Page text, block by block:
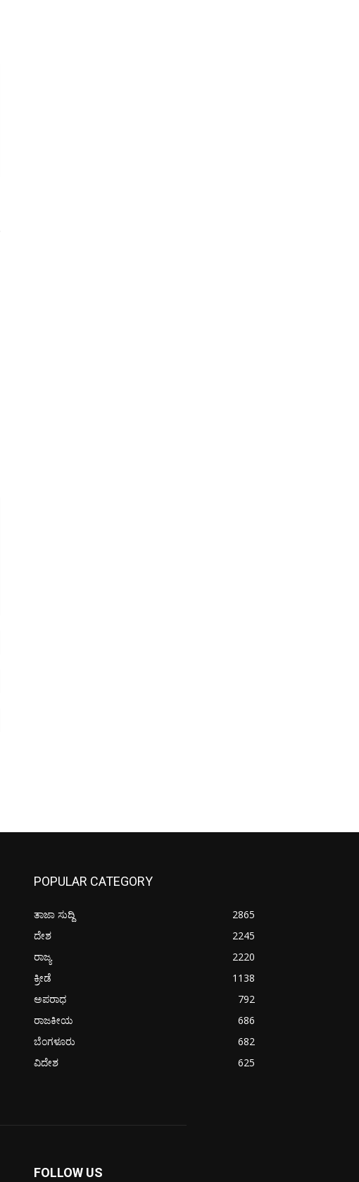
POPULAR CATEGORY
ತಾಜಾ ಸುದ್ದಿ
2865
ದೇಶ
2245
ರಾಜ್ಯ
2220
ಕ್ರೀಡೆ
1138
ಅಪರಾಧ
792
ರಾಜಕೀಯ
686
ಬೆಂಗಳೂರು
682
ವಿದೇಶ
625
FOLLOW US